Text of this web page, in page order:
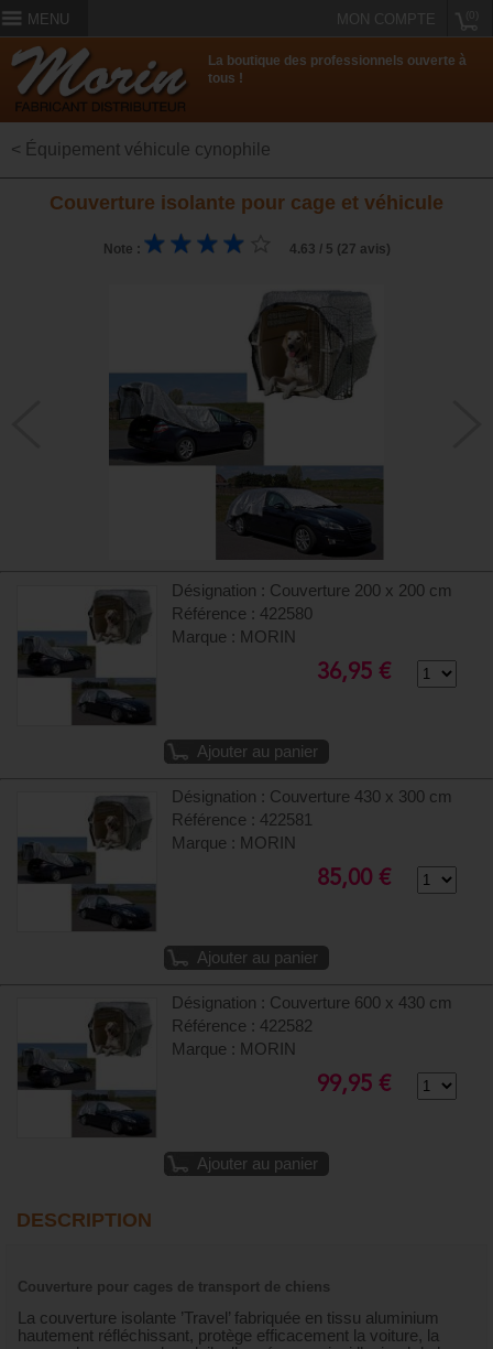
MENU MON COMPTE
La boutique des professionnels ouverte à
tous !
< Équipement véhicule cynophile
Couverture isolante pour cage et véhicule
Note : 4.63 / 5 (27 avis)
Désignation : Couverture 200 x 200 cm
Référence : 422580
Marque : MORIN
36,95 €
Ajouter au panier
Désignation : Couverture 430 x 300 cm
Référence : 422581
Marque : MORIN
85,00 €
Ajouter au panier
Désignation : Couverture 600 x 430 cm
Référence : 422582
Marque : MORIN
99,95 €
Ajouter au panier
DESCRIPTION
Couverture pour cages de transport de chiens
La couverture isolante ’Travel’ fabriquée en tissu aluminium
hautement réfléchissant, protège efficacement la voiture, la